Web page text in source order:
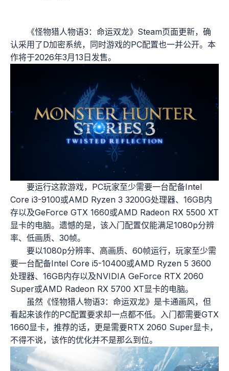
《怪物猎人物语3：命运双龙》Steam页面更新，确
认采用了D加密系统，同时游戏的PC配置也一并公开。本
作将于2026年3月13日发售。
要运行这款游戏，PC玩家至少需要一台配备Intel
Core i3-9100或AMD Ryzen 3 3200G处理器、16GB内
存以及GeForce GTX 1660或AMD Radeon RX 5500 XT
显卡的电脑。遗憾的是，该入门配置仅能满足1080p分辨
率、低画质、30帧。
要以1080p分辨率、高画质、60帧运行，玩家至少需
要一台配备Intel Core i5-10400或AMD Ryzen 5 3600
处理器、16GB内存以及NVIDIA GeForce RTX 2060
Super或AMD Radeon RX 5700 XT显卡的电脑。
虽然《怪物猎人物语3：命运双龙》是卡通画风，但
看起来该作的PC配置要求却一点都不低。入门都需要GTX
1660显卡，推荐的话，更是需要RTX 2060 Super显卡，
不得不说，该作的优化并不是那么到位。